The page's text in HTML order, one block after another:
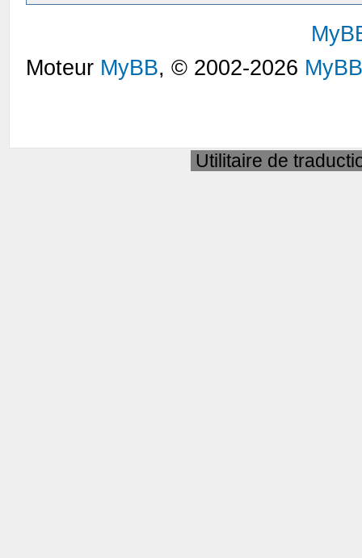
Moteur MyBB, © 2002-2026
Utilitaire de